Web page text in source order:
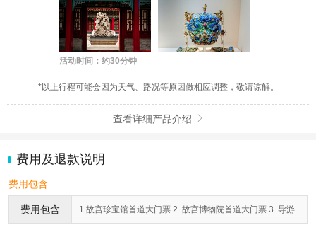
活动时间：约30分钟
*以上行程可能会因为天气、路况等原因做相应调整，敬请谅解。
查看详细产品介绍 
费用及退款说明
费用包含
费用包含 1.故宫珍宝馆首道大门票 2. 故宫博物院首道大门票 3. 导游